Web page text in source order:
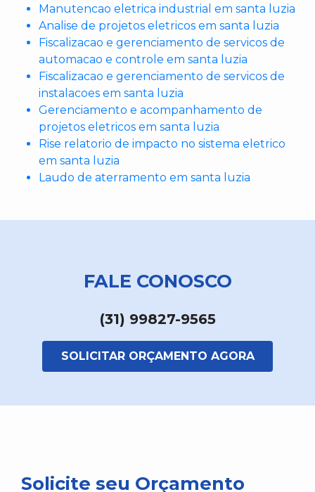
Manutencao eletrica industrial em santa luzia
Analise de projetos eletricos em santa luzia
Fiscalizacao e gerenciamento de servicos de
automacao e controle em santa luzia
Fiscalizacao e gerenciamento de servicos de
instalacoes em santa luzia
Gerenciamento e acompanhamento de
projetos eletricos em santa luzia
Rise relatorio de impacto no sistema eletrico
em santa luzia
Laudo de aterramento em santa luzia
FALE CONOSCO
(31) 99827-9565
SOLICITAR ORÇAMENTO AGORA
Solicite seu Orçamento